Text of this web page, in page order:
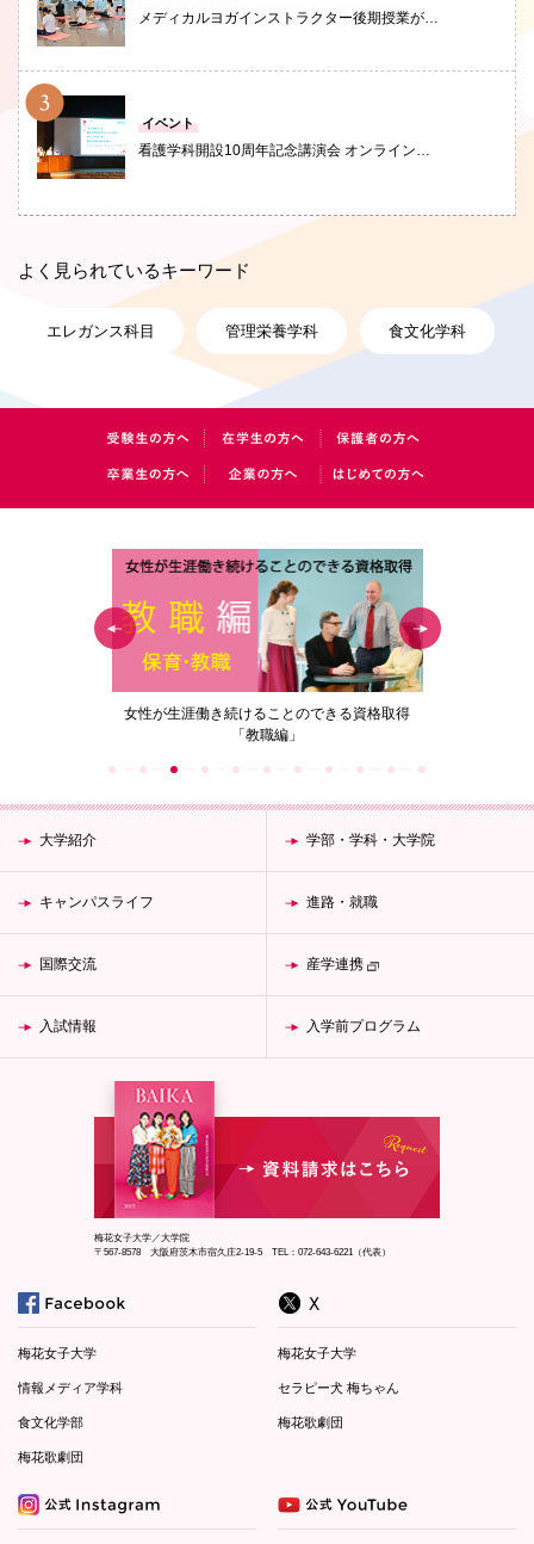
メディカルヨガインストラクター後期授業が…
イベント
看護学科開設10周年記念講演会 オンライン…
よく見られているキーワード
エレガンス科目 管理栄養学科 食文化学科
女性が生涯働き続けることのできる資格取得
「教職編」
大学紹介 学部・学科・大学院
キャンパスライフ 進路・就職
国際交流 産学連携
入試情報 入学前プログラム
梅花女子大学／大学院
〒567-8578 大阪府茨木市宿久庄2-19-5 TEL：072-643-6221（代表）
梅花女子大学
情報メディア学科
食文化学部
梅花歌劇団
梅花女子大学
セラピー犬 梅ちゃん
梅花歌劇団